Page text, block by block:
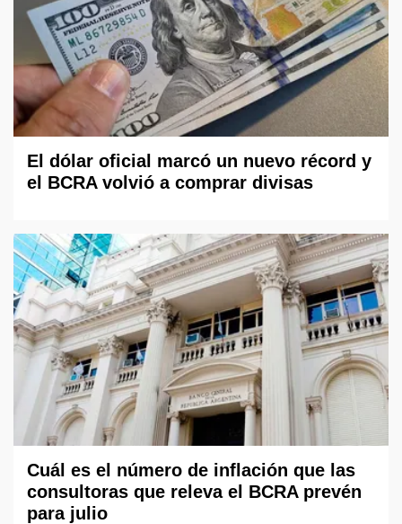
El dólar oficial marcó un nuevo récord y
el BCRA volvió a comprar divisas
Cuál es el número de inflación que las
consultoras que releva el BCRA prevén
para julio